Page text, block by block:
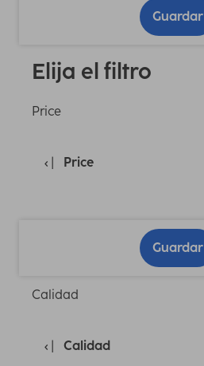
Guardar
Elija el filtro
Price
Price
Guardar
Calidad
Calidad